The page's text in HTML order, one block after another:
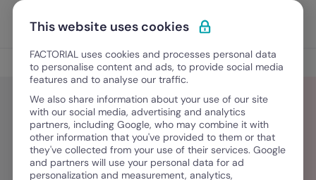
Ir para o conteúdo
Experimente Grátis
Blog
Eva Zamora
This website uses cookies
FACTORIAL uses cookies and processes personal data
to personalise content and ads, to provide social media
features and to analyse our traffic.
We also share information about your use of our site
with our social media, advertising and analytics
partners, including Google, who may combine it with
other information that you've provided to them or that
they've collected from your use of their services. Google
and partners will use your personal data for ad
personalization and measurement, analytics,